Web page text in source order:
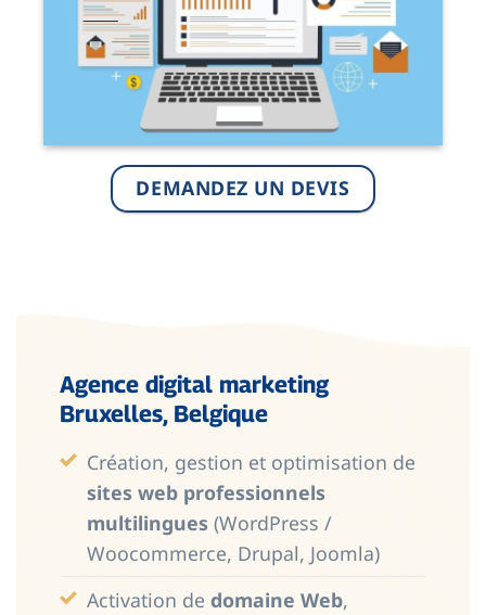
DEMANDEZ UN DEVIS
Agence digital marketing
Bruxelles, Belgique
Création, gestion et optimisation de
sites web professionnels
multilingues (WordPress /
Woocommerce, Drupal, Joomla)
Activation de domaine Web,